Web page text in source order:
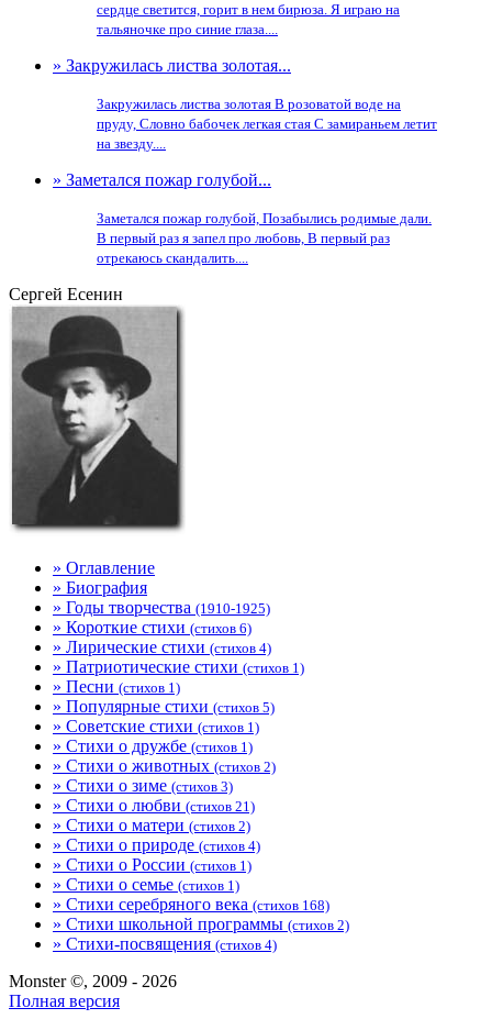
сердце светится, горит в нем бирюза. Я играю на
тальяночке про синие глаза....
» Закружилась листва золотая...
Закружилась листва золотая В розоватой воде на
пруду, Словно бабочек легкая стая С замираньем летит
на звезду....
» Заметался пожар голубой...
Заметался пожар голубой, Позабылись родимые дали.
В первый раз я запел про любовь, В первый раз
отрекаюсь скандалить....
Сергей Есенин
» Оглавление
» Биография
» Годы творчества (1910-1925)
» Короткие стихи (стихов 6)
» Лирические стихи (стихов 4)
» Патриотические стихи (стихов 1)
» Песни (стихов 1)
» Популярные стихи (стихов 5)
» Советские стихи (стихов 1)
» Стихи о дружбе (стихов 1)
» Стихи о животных (стихов 2)
» Стихи о зиме (стихов 3)
» Стихи о любви (стихов 21)
» Стихи о матери (стихов 2)
» Стихи о природе (стихов 4)
» Стихи о России (стихов 1)
» Стихи о семье (стихов 1)
» Стихи серебряного века (стихов 168)
» Стихи школьной программы (стихов 2)
» Стихи-посвящения (стихов 4)
Monster ©, 2009 - 2026
Полная версия